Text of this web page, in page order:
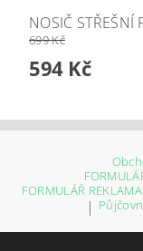
NOSIČ STŘEŠNÍ
699 Kč
594 Kč
FORMULÁŘ
|